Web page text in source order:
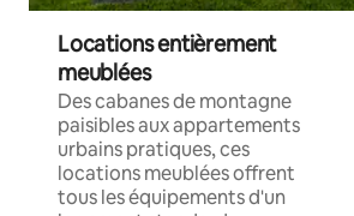
Locations entièrement
meublées
Des cabanes de montagne
paisibles aux appartements
urbains pratiques, ces
locations meublées offrent
tous les équipements d'un